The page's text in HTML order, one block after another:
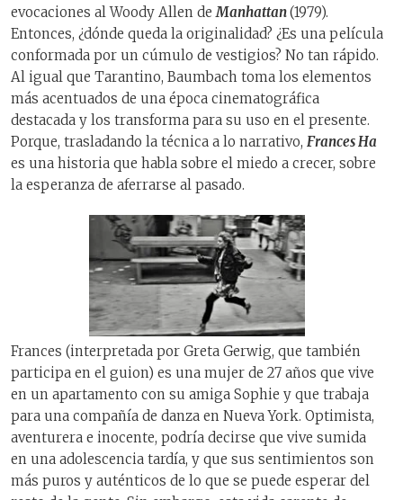
evocaciones al Woody Allen de Manhattan(1979).
Entonces, ¿dónde queda la originalidad? ¿Es una película
conformada por un cúmulo de vestigios? No tan rápido.
Al igual que Tarantino, Baumbach toma los elementos
más acentuados de una época cinematográfica
destacada y los transforma para su uso en el presente.
Porque, trasladando la técnica a lo narrativo, Frances Ha
es una historia que habla sobre el miedo a crecer, sobre
la esperanza de aferrarse al pasado.
Frances (interpretada por Greta Gerwig, que también
participa en el guion) es una mujer de 27 años que vive
en un apartamento con su amiga Sophie y que trabaja
para una compañía de danza en Nueva York. Optimista,
aventurera e inocente, podría decirse que vive sumida
en una adolescencia tardía, y que sus sentimientos son
más puros y auténticos de lo que se puede esperar del